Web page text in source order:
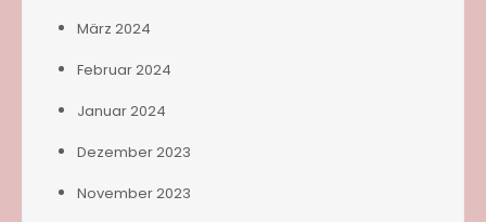
März 2024
Februar 2024
Januar 2024
Dezember 2023
November 2023